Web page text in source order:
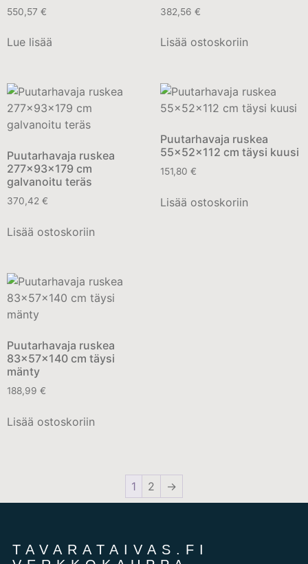
550,57 €
Lue lisää
382,56 €
Lisää ostoskoriin
Puutarhavaja ruskea
277x93x179 cm
galvanoitu teräs
370,42 €
Lisää ostoskoriin
Puutarhavaja ruskea
55x52x112 cm täysi kuusi
151,80 €
Lisää ostoskoriin
Puutarhavaja ruskea
83x57x140 cm täysi
mänty
188,99 €
Lisää ostoskoriin
1 2 →
TAVARATAIVAS.FI